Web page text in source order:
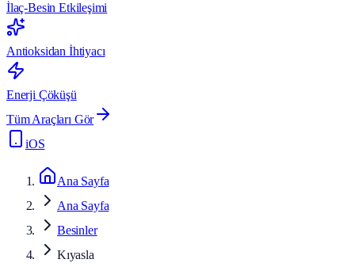
İlaç-Besin Etkileşimi
Antioksidan İhtiyacı
Enerji Çöküşü
Tüm Araçları Gör
iOS
Ana Sayfa
Ana Sayfa
Besinler
Kıyasla